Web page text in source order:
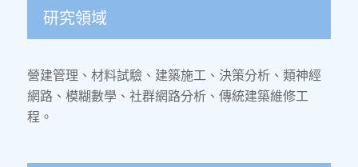
研究領域
營建管理、材料試驗、建築施工、決策分析、類神經
網路、模糊數學、社群網路分析、傳統建築維修工
程。